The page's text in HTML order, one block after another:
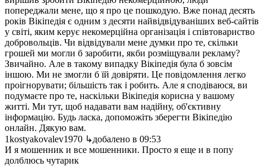
попереджали мене, що я про це пошкодую. Вже понад десять
років Вікіпедія є одним з десяти найвідвідуваніших веб-сайтів
у світі, яким керує некомерційна організація і співтовариство
добровольців. Чи відвідували мене думки про те, скільки
грошей ми могли б заробити, якби розміщували рекламу?
Звичайно. Але в такому випадку Вікіпедія була б зовсім
іншою. Ми не змогли б їй довіряти. Це повідомлення легко
проігнорувати; більшість так і робить. Але я сподіваюся, ви
подумаєте про те, наскільки Вікіпедія корисна у вашому
житті. Ми тут, щоб надавати вам надійну, об'єктивну
інформацію. Будь ласка, допоможіть зберегти Вікіпедію
онлайн. Дякую вам.
1kostyakovalev1970 ↳добалено в 09:53
И я мошенник и все мошенники. Просто я еще и в попу
долблюсь чутарик